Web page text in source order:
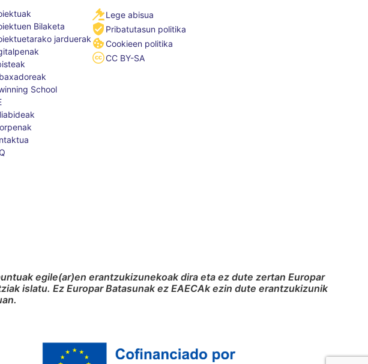
Bilaketa
jarduerak
School
Lege abisua
Pribatutasun politika
Cookieen politika
CC BY-SA
egile(ar)en erantzukizunekoak dira eta ez dute zertan Europar
islatu. Ez Europar Batasunak ez EAECAk ezin dute erantzukizunik